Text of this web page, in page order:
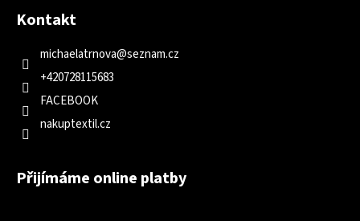
Kontakt
michaelatrnova@seznam.cz
+420728115683
FACEBOOK
nakuptextil.cz
Přijímáme online platby